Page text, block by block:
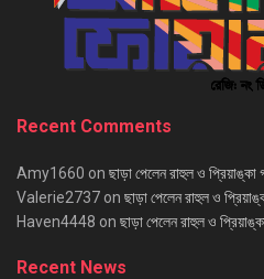
Recent Comments
Amy1660 on ছাড়া পেলেন রাহুল ও প্রিয়াঙ্কা
Valerie2737 on ছাড়া পেলেন রাহুল ও
Haven4448 on ছাড়া পেলেন রাহুল ও
Recent News